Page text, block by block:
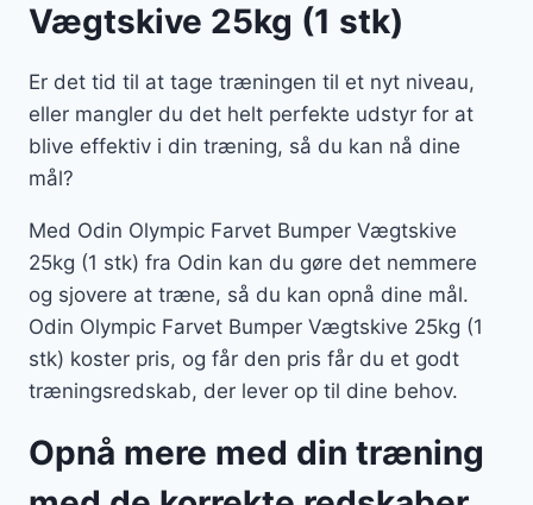
Vægtskive 25kg (1 stk)
Er det tid til at tage træningen til et nyt niveau,
eller mangler du det helt perfekte udstyr for at
blive effektiv i din træning, så du kan nå dine
mål?
Med Odin Olympic Farvet Bumper Vægtskive
25kg (1 stk) fra Odin kan du gøre det nemmere
og sjovere at træne, så du kan opnå dine mål.
Odin Olympic Farvet Bumper Vægtskive 25kg (1
stk) koster pris, og får den pris får du et godt
træningsredskab, der lever op til dine behov.
Opnå mere med din træning